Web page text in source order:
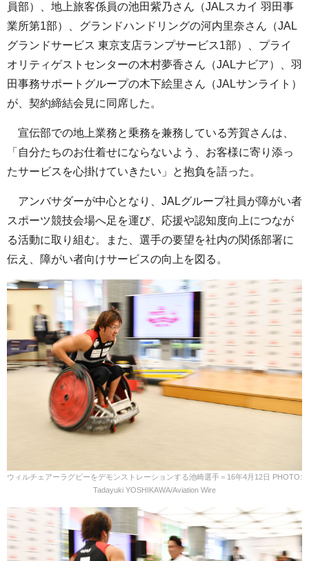
員部）、地上旅客係員の池田紫乃さん（JALスカイ 羽田事
業所第1部）、グランドハンドリングの河内里奈さん（JAL
グランドサービス 東京支店ランプサービス1部）、プライ
オリティゲストセンターの木村夢香さん（JALナビア）、羽
田事務サポートグループの木下絵里さん（JALサンライト）
が、契約締結会見に同席した。
宣伝部での地上業務と乗務を兼務している芳賀さんは、
「自分たちのお仕着せにならないよう、お客様に寄り添っ
たサービスを心掛けていきたい」と抱負を語った。
アンバサダーが中心となり、JALグループ社員が障がい者
スポーツ競技会場へ足を運び、応援や認知度向上につなが
る活動に取り組む。また、選手の要望を社内の関係部署に
伝え、障がい者向けサービスの向上を図る。
ウィルチェアーラグビーをデモンストレーションする池崎選手＝16年4月12日 PHOTO:
Tadayuki YOSHIKAWA/Aviation Wire